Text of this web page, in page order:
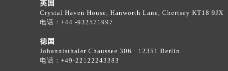
英国
Crystal Haven House, Hanworth Lane, Chertsey KT18 9JX
电话：+44 -932571997
德国
Johannisthaler Chaussee 306 · 12351 Berlin
电话 ：+49-22122243383